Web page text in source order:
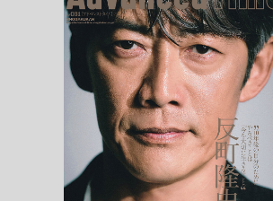
記憶に残る特別な
イド！京都で話題の
力車